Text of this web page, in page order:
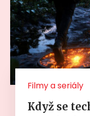
Filmy a seriály
Když se